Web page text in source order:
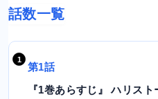
話数一覧
第1話
『1巻あらすじ』 ハリス